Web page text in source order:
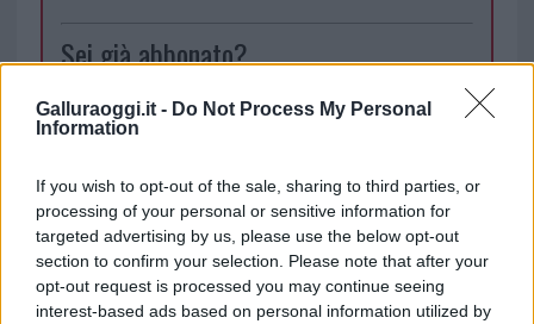
Galluraoggi.it - Do Not Process My Personal
Information
If you wish to opt-out of the sale, sharing to third parties, or
processing of your personal or sensitive information for
targeted advertising by us, please use the below opt-out
section to confirm your selection. Please note that after your
opt-out request is processed you may continue seeing
interest-based ads based on personal information utilized by
Sei già abbonato?
Puoi effettuare l'accesso andando nella
sezione
TEMI: Migranti
Migranti Sardegna
Notizie Sardegna